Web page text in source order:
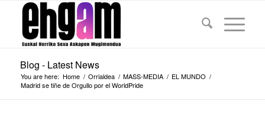
Blog - Latest News
You are here: Home / Orrialdea / MASS-MEDIA / EL MUNDO /
Madrid se tiñe de Orgullo por el WorldPride